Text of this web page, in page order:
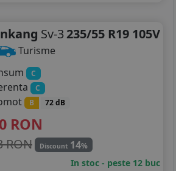
Sv-3235/55 R19 105V
Turisme
C
C
B 72 dB
RON
RON Discount 14%
In stoc - peste 12 buc